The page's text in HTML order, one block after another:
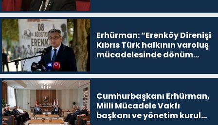
devam edeceğim’ dediği
Erhürman: “Erenköy Direnişi
Kıbrıs Türk halkının varoluş
mücadelesinde dönüm
Cumhurbaşkanı Erhürman,
Milli Mücadele Vakfı
başkanı ve yönetim kurulu